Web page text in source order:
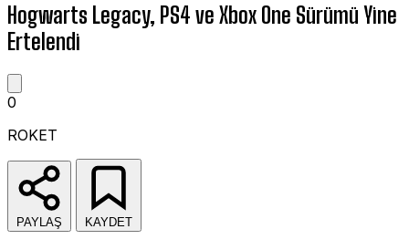
Hogwarts Legacy, PS4 ve Xbox One Sürümü Yine
Ertelendi
0
ROKET
PAYLAŞ KAYDET